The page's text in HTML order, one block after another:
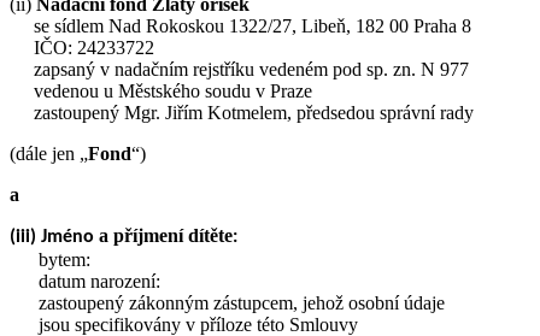
(ii) Nadační fond Zlatý oříšek
se sídlem Nad Rokoskou 1322/27, Libeň, 182 00 Praha 8
IČO: 24233722
zapsaný v nadačním rejstříku vedeném pod sp. zn. N 977
vedenou u Městského soudu v Praze
zastoupený Mgr. Jiřím Kotmelem, předsedou správní rady
(dále jen „Fond“)
a
(iii) Jméno a příjmení dítěte:
bytem:
datum narození:
zastoupený zákonným zástupcem, jehož osobní údaje
jsou specifikovány v příloze této Smlouvy